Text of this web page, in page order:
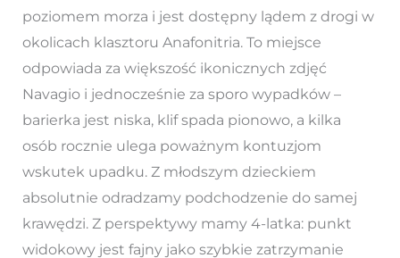
poziomem morza i jest dostępny lądem z drogi w
okolicach klasztoru Anafonitria. To miejsce
odpowiada za większość ikonicznych zdjęć
Navagio i jednocześnie za sporo wypadków –
barierka jest niska, klif spada pionowo, a kilka
osób rocznie ulega poważnym kontuzjom
wskutek upadku. Z młodszym dzieckiem
absolutnie odradzamy podchodzenie do samej
krawędzi. Z perspektywy mamy 4-latka: punkt
widokowy jest fajny jako szybkie zatrzymanie